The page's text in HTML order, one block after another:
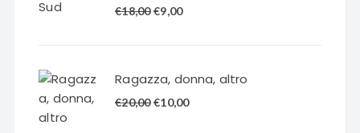
€18,00 Il
€18,00.
€9,00Il
€9,00.
Ragazza, donna, altro
€20,00 Il
€10,00Il